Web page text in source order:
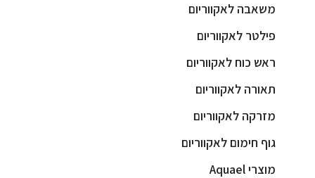
משאבה לאקווריום
פילטר לאקווריום
ראש כוח לאקווריום
תאורה לאקווריום
מזרקה לאקווריום
גוף חימום לאקווריום
מוצרי Aquael